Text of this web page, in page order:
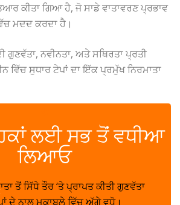
ਕੀਤਾ ਗਿਆ ਹੈ, ਜੋ ਸਾਡੇ ਵਾਤਾਵਰਣ ਪ੍ਰਭਾਵ
ਮਦਦ ਕਰਦਾ ਹੈ।
ਗੁਣਵੱਤਾ, ਨਵੀਨਤਾ, ਅਤੇ ਸਥਿਰਤਾ ਪ੍ਰਤੀ
ਵਿੱਚ ਸੁਧਾਰ ਟੇਪਾਂ ਦਾ ਇੱਕ ਪ੍ਰਮੁੱਖ ਨਿਰਮਾਤਾ
ਲਈ ਸਭ ਤੋਂ ਵਧੀਆ
ਲਿਆਓ
ਤੋਂ ਸਿੱਧੇ ਤੌਰ ‘ਤੇ ਪ੍ਰਾਪਤ ਕੀਤੀ ਗੁਣਵੱਤਾ
ਦੇ ਨਾਲ ਮੁਕਾਬਲੇ ਵਿੱਚ ਅੱਗੇ ਵਧੋ।